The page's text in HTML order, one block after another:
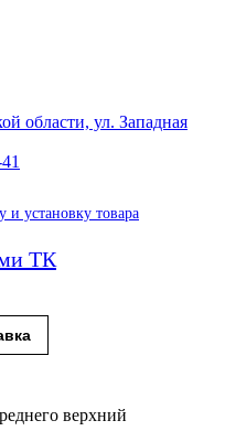
области, ул. Западная
и установку товара
ТК
верхний